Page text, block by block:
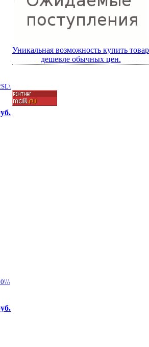
Уникальная возможность купить товар
дешевле обычных цен.